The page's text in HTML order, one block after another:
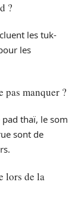
?
les tuk-
les
pas manquer ?
thaï, le som
sont de
lors de la